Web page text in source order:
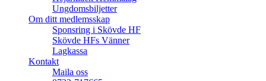
Ungdomsbiljetter
Om ditt medlemsskap
Sponsring i Skövde HF
Skövde HFs Vänner
Lagkassa
Kontakt
Maila oss